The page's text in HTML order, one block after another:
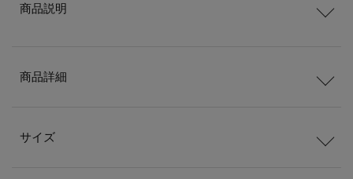
商品説明
商品詳細
サイズ